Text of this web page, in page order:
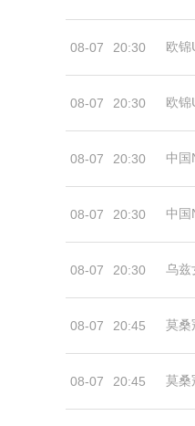
08-07 20:30 欧锦
08-07 20:30 欧锦
08-07 20:30 中国
08-07 20:30 中国
08-07 20:30 乌兹
08-07 20:45 莫桑
08-07 20:45 莫桑